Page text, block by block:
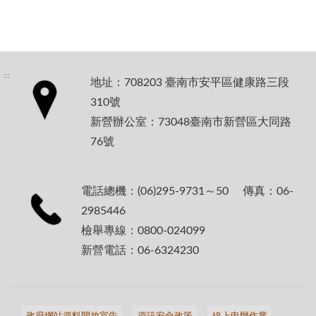
:::
地址：708203 臺南市安平區健康路三段
310號
新營辦公室：73048臺南市新營區大同路
76號
電話總機：(06)295-9731～50 傳真：06-
2985446
檢舉專線：0800-024099
新營電話：06-6324230